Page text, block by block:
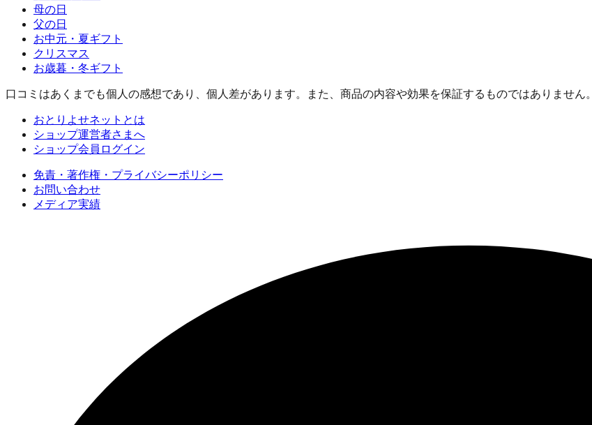
母の日
父の日
お中元・夏ギフト
クリスマス
お歳暮・冬ギフト
口コミはあくまでも個人の感想であり、個人差があります。また、商品の内容や効果を保証するものではありません。
おとりよせネットとは
ショップ運営者さまへ
ショップ会員ログイン
免責・著作権・プライバシーポリシー
お問い合わせ
メディア実績